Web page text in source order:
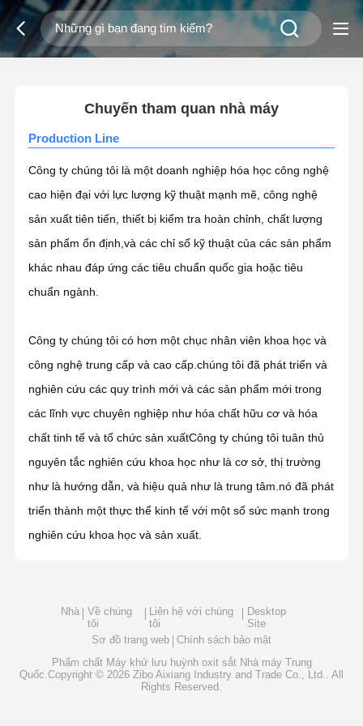
2/0
Chuyến tham quan nhà máy
Production Line
Công ty chúng tôi là một doanh nghiệp hóa học công nghệ
cao hiện đại với lực lượng kỹ thuật mạnh mẽ, công nghệ
sản xuất tiên tiến, thiết bị kiểm tra hoàn chỉnh, chất lượng
sản phẩm ổn định,và các chỉ số kỹ thuật của các sản phẩm
khác nhau đáp ứng các tiêu chuẩn quốc gia hoặc tiêu
chuẩn ngành.
Công ty chúng tôi có hơn một chục nhân viên khoa học và
công nghệ trung cấp và cao cấp.chúng tôi đã phát triển và
nghiên cứu các quy trình mới và các sản phẩm mới trong
các lĩnh vực chuyên nghiệp như hóa chất hữu cơ và hóa
chất tinh tế và tổ chức sản xuấtCông ty chúng tôi tuân thủ
nguyên tắc nghiên cứu khoa học như là cơ sở, thị trường
như là hướng dẫn, và hiệu quả như là trung tâm.nó đã phát
triển thành một thực thể kinh tế với một số sức mạnh trong
nghiên cứu khoa học và sản xuất.
Nhà
Về chúng
tôi
Liên hệ với chúng
tôi
Desktop
Site
Sơ đồ trang web
Chính sách bảo mật
Phẩm chất Máy khử lưu huỳnh oxit sắtNhà máy Trung
Quốc.Copyright © 2026 Zibo Aixiang Industry and Trade Co., Ltd.. All
Rights Reserved.